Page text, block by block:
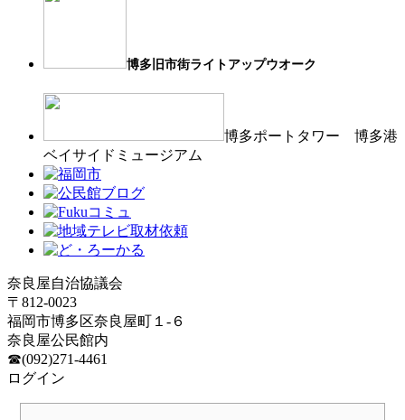
博多旧市街ライトアップウオーク
博多ポートタワー 博多港
ベイサイドミュージアム
奈良屋自治協議会
〒812-0023
福岡市博多区奈良屋町１-６
奈良屋公民館内
☎(092)271-4461
ログイン